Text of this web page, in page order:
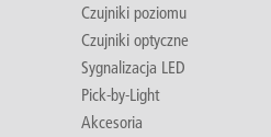
Czujniki poziomu
Czujniki optyczne
Sygnalizacja LED
Pick-by-Light
Akcesoria